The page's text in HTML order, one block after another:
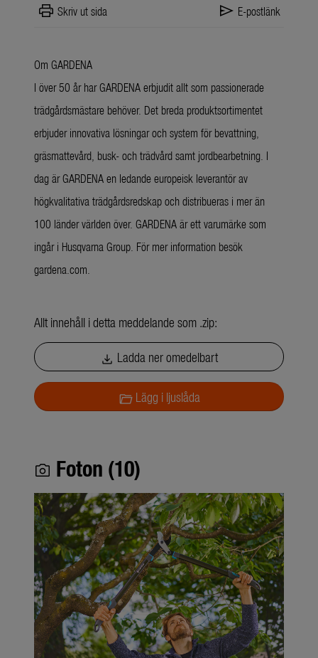
print Skriv ut sida send E-postlänk
Om GARDENA
I över 50 år har GARDENA erbjudit allt som passionerade
trädgårdsmästare behöver. Det breda produktsortimentet
erbjuder innovativa lösningar och system för bevattning,
gräsmattevård, busk- och trädvård samt jordbearbetning. I
dag är GARDENA en ledande europeisk leverantör av
högkvalitativa trädgårdsredskap och distribueras i mer än
100 länder världen över. GARDENA är ett varumärke som
ingår i Husqvarna Group. För mer information besök
gardena.com.
Allt innehåll i detta meddelande som .zip:
download Ladda ner omedelbart
folder_openLägg i ljuslåda
photo_camera Foton (10)